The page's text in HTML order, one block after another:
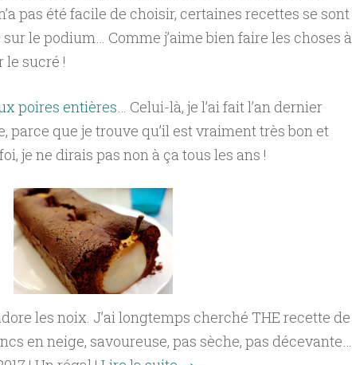
pas été facile de choisir, certaines recettes se sont
le podium… Comme j’aime bien faire les choses à
le sucré !
poires entières… Celui-là, je l’ai fait l’an dernier
parce que je trouve qu’il est vraiment très bon et
je ne dirais pas non à ça tous les ans !
les noix. J’ai longtemps cherché THE recette de
en neige, savoureuse, pas sèche, pas décevante…